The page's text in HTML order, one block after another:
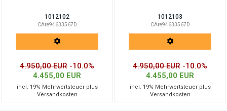
1012102
CAre94633567D
4.950,00 EUR -10.0%
4.455,00 EUR
incl. 19% Mehrwertsteuer plus
Versandkosten
1012103
CAre94633567D
4.950,00 EUR -10.0%
4.455,00 EUR
incl. 19% Mehrwertsteuer plus
Versandkosten